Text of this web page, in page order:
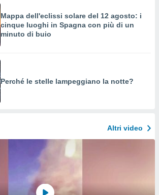
Mappa dell'eclissi solare del 12 agosto: i
cinque luoghi in Spagna con più di un
minuto di buio
Perché le stelle lampeggiano la notte?
Altri video